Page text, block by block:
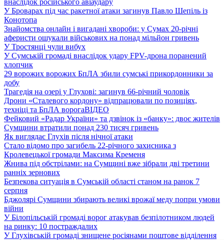
внаслідок російського авіаудару
У Броварах під час ракетної атаки загинув Павло Шепіль із
Конотопа
Знайомства онлайн і вигадані хвороби: у Сумах 20-річні
аферисти ошукали військових на понад мільйон гривень
У Тростянці чули вибух
У Сумській громаді внаслідок удару FPV-дрона поранений
хлопчик
29 ворожих ворожих БпЛА збили сумські прикордонники за
добу
Трагедія на озері у Глухові: загинув 66-річний чоловік
Дрони «Сталевого кордону» відпрацювали по позиціях,
техніці та БпЛА ворогаВІДЕО
Фейковий «Радар України» та дзвінок із «банку»: двоє жителів
Сумщини втратили понад 230 тисяч гривень
Як виглядає Глухів після нічної атаки
Стало відомо про загибель 22-річного захисника з
Кролевецької громади Максима Кременя
Жнива під обстрілами: на Сумщині вже зібрали дві третини
ранніх зернових
Безпекова ситуація в Сумській області станом на ранок 7
серпня
Бджолярі Сумщини збирають великі врожаї меду попри умови
війни
У Білопільській громаді ворог атакував безпілотником людей
на ринку: 10 постраждалих
У Глухівській громаді знищене росіянами поштове відділення